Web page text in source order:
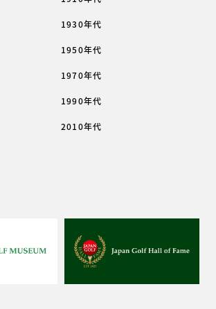
1930年代
1950年代
1970年代
1990年代
2010年代